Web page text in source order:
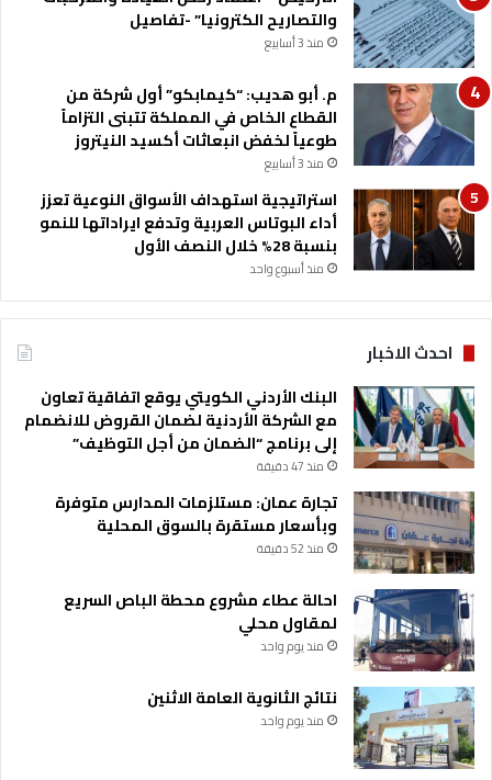
والتصاريح الكترونيا” -تفاصيل
منذ 3 أسابيع
م. أبو هديب: “كيمابكو” أول شركة من
القطاع الخاص في المملكة تتبنى التزاماً
طوعياً لخفض انبعاثات أكسيد النيتروز
منذ 3 أسابيع
استراتيجية استهداف الأسواق النوعية تعزز
أداء البوتاس العربية وتدفع ايراداتها للنمو
بنسبة 28% خلال النصف الأول
منذ أسبوع واحد
احدث الاخبار
البنك الأردني الكويتي يوقع اتفاقية تعاون
مع الشركة الأردنية لضمان القروض للانضمام
إلى برنامج “الضمان من أجل التوظيف”
منذ 47 دقيقة
تجارة عمان: مستلزمات المدارس متوفرة
وبأسعار مستقرة بالسوق المحلية
منذ 52 دقيقة
احالة عطاء مشروع محطة الباص السريع
لمقاول محلي
منذ يوم واحد
نتائج الثانوية العامة الاثنين
منذ يوم واحد